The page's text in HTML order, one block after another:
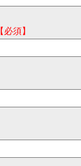
【必須】